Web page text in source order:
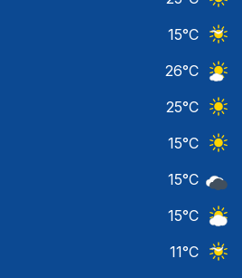
15°C
26°C
25°C
15°C
15°C
15°C
11°C